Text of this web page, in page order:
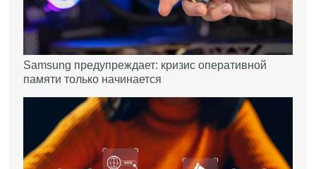
Samsung предупреждает: кризис оперативной
памяти только начинается